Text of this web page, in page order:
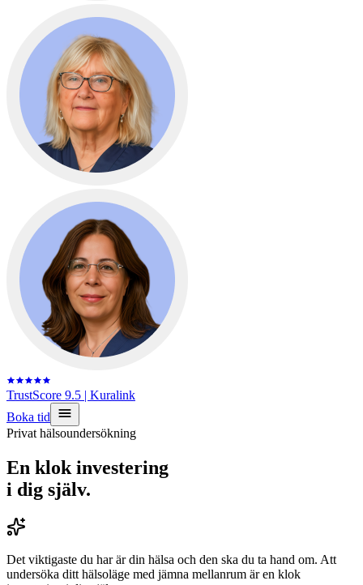
TrustScore 9.5 | Kuralink
Boka tid
Privat hälsoundersökning
En klok investering
i dig själv.
Det viktigaste du har är din hälsa och den ska du ta hand om. Att
undersöka ditt hälsoläge med jämna mellanrum är en klok